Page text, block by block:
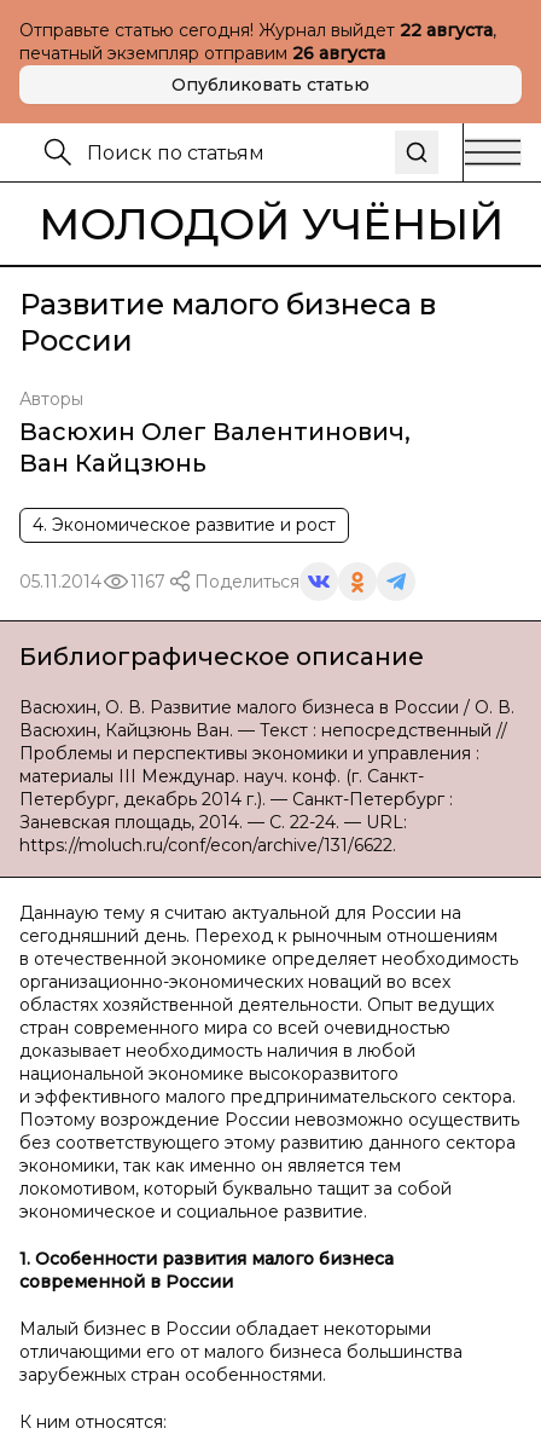
Отправьте статью сегодня! Журнал выйдет 22 августа,
печатный экземпляр отправим 26 августа
Опубликовать статью
МОЛОДОЙ УЧЁНЫЙ
Развитие малого бизнеса в
России
Авторы
Васюхин Олег Валентинович,
Ван Кайцзюнь
4. Экономическое развитие и рост
05.11.2014 1167 Поделиться
Библиографическое описание
Васюхин, О. В. Развитие малого бизнеса в России / О. В.
Васюхин, Кайцзюнь Ван. — Текст : непосредственный //
Проблемы и перспективы экономики и управления :
материалы III Междунар. науч. конф. (г. Санкт-
Петербург, декабрь 2014 г.). — Санкт-Петербург :
Заневская площадь, 2014. — С. 22-24. — URL:
https://moluch.ru/conf/econ/archive/131/6622.
Даннаую тему я считаю актуальной для России на
сегодняшний день. Переход к рыночным отношениям
в отечественной экономике определяет необходимость
организационно-экономических новаций во всех
областях хозяйственной деятельности. Опыт ведущих
стран современного мира со всей очевидностью
доказывает необходимость наличия в любой
национальной экономике высокоразвитого
и эффективного малого предпринимательского сектора.
Поэтому возрождение России невозможно осуществить
без соответствующего этому развитию данного сектора
экономики, так как именно он является тем
локомотивом, который буквально тащит за собой
экономическое и социальное развитие.
1. Особенности развития малого бизнеса
современной в России
Малый бизнес в России обладает некоторыми
отличающими его от малого бизнеса большинства
зарубежных стран особенностями.
К ним относятся: